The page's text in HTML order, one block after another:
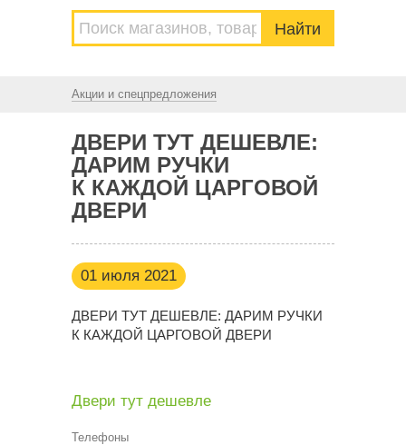
МЕНЮ
Акции и спецпредложения
ДВЕРИ ТУТ ДЕШЕВЛЕ:
ДАРИМ РУЧКИ
К КАЖДОЙ ЦАРГОВОЙ
ДВЕРИ
01 июля 2021
ДВЕРИ ТУТ ДЕШЕВЛЕ: ДАРИМ РУЧКИ
К КАЖДОЙ ЦАРГОВОЙ ДВЕРИ
Двери тут дешевле
Телефоны